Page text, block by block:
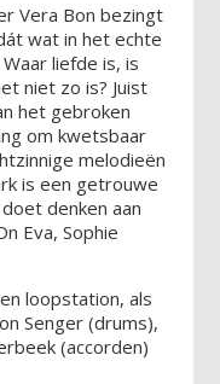
Vera Bon bezingt
wat in het echte
liefde is, is
niet zo is? Juist
het gebroken
om kwetsbaar
melodieën
is een getrouwe
denken aan
Eva, Sophie
loopstation, als
Senger (drums),
(accorden)